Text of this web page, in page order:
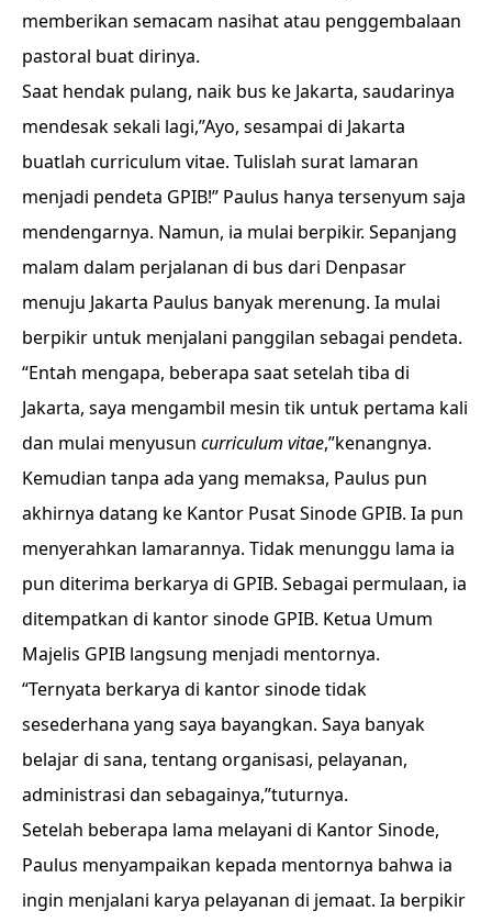
memberikan semacam nasihat atau penggembalaan
pastoral buat dirinya.
Saat hendak pulang, naik bus ke Jakarta, saudarinya
mendesak sekali lagi,”Ayo, sesampai di Jakarta
buatlah curriculum vitae. Tulislah surat lamaran
menjadi pendeta GPIB!” Paulus hanya tersenyum saja
mendengarnya. Namun, ia mulai berpikir. Sepanjang
malam dalam perjalanan di bus dari Denpasar
menuju Jakarta Paulus banyak merenung. Ia mulai
berpikir untuk menjalani panggilan sebagai pendeta.
“Entah mengapa, beberapa saat setelah tiba di
Jakarta, saya mengambil mesin tik untuk pertama kali
dan mulai menyusun curriculum vitae,”kenangnya.
Kemudian tanpa ada yang memaksa, Paulus pun
akhirnya datang ke Kantor Pusat Sinode GPIB. Ia pun
menyerahkan lamarannya. Tidak menunggu lama ia
pun diterima berkarya di GPIB. Sebagai permulaan, ia
ditempatkan di kantor sinode GPIB. Ketua Umum
Majelis GPIB langsung menjadi mentornya.
“Ternyata berkarya di kantor sinode tidak
sesederhana yang saya bayangkan. Saya banyak
belajar di sana, tentang organisasi, pelayanan,
administrasi dan sebagainya,”tuturnya.
Setelah beberapa lama melayani di Kantor Sinode,
Paulus menyampaikan kepada mentornya bahwa ia
ingin menjalani karya pelayanan di jemaat. Ia berpikir